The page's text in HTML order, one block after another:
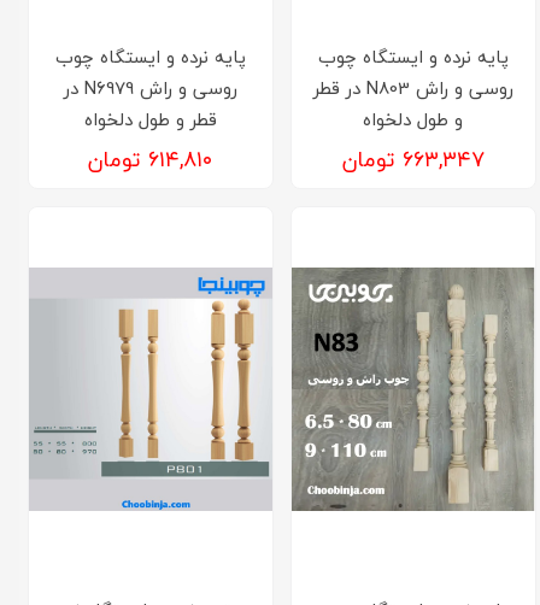
پایه نرده و ایستگاه چوب
روسی و راش N803 در قطر
و طول دلخواه
۶۶۳,۳۴۷ تومان
پایه نرده و ایستگاه چوب
روسی و راش N6979 در
قطر و طول دلخواه
۶۱۴,۸۱۰ تومان